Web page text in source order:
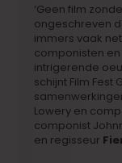
‘Geen film
ongeschreven
immers vaak
componisten
intrigerende
schijnt Film
Lowery en
componist
en regisseur